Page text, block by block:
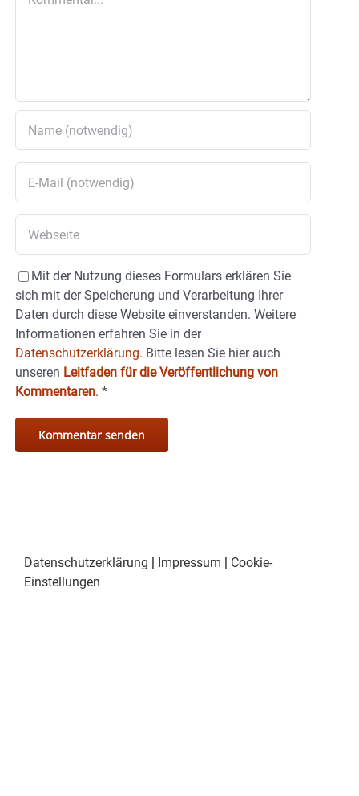
Mit der Nutzung dieses Formulars erklären Sie
sich mit der Speicherung und Verarbeitung Ihrer
Daten durch diese Website einverstanden. Weitere
Informationen erfahren Sie in der
Datenschutzerklärung. Bitte lesen Sie hier auch
unseren Leitfaden für die Veröffentlichung von
Kommentaren. *
Datenschutzerklärung Impressum
Cookie-
Einstellungen